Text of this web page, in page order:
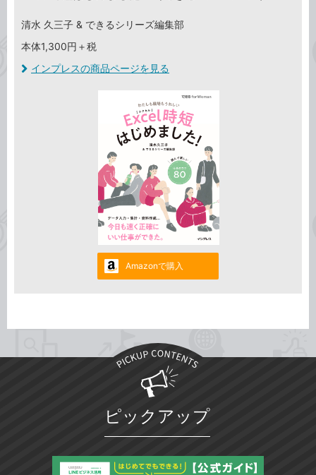
清水 久三子 & できるシリーズ編集部
本体1,300円＋税
インプレスの商品ページを見る
Amazonで購入
ピックアップ